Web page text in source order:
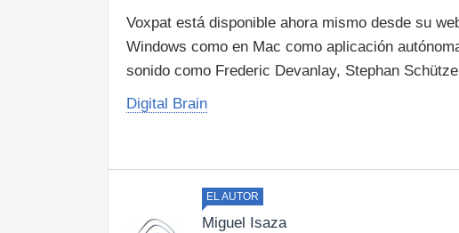
Voxpat está disponible ahora mismo desde su
Windows como en Mac como aplicación
sonido como Frederic Devanlay, Stephan
Digital Brain
EL AUTOR
Miguel Isaza